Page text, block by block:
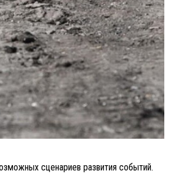
сценариев развития событий.